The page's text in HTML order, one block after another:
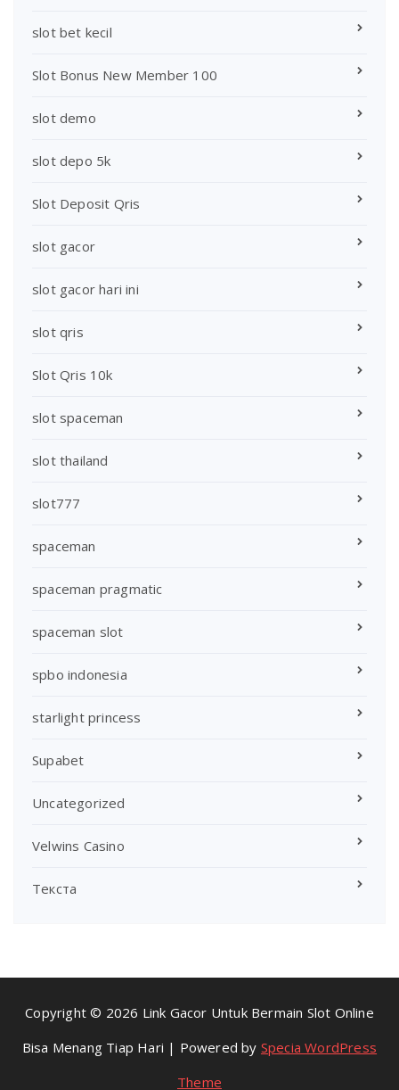
slot bet kecil
Slot Bonus New Member 100
slot demo
slot depo 5k
Slot Deposit Qris
slot gacor
slot gacor hari ini
slot qris
Slot Qris 10k
slot spaceman
slot thailand
slot777
spaceman
spaceman pragmatic
spaceman slot
spbo indonesia
starlight princess
Supabet
Uncategorized
Velwins Casino
Текста
Copyright © 2026 Link Gacor Untuk Bermain Slot Online
Bisa Menang Tiap Hari | Powered by Specia WordPress
Theme